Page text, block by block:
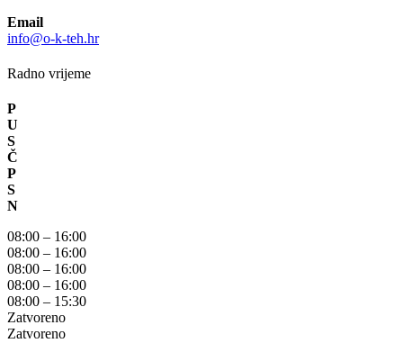
Email
info@o-k-teh.hr
Radno vrijeme
P
U
S
Č
P
S
N
08:00 – 16:00
08:00 – 16:00
08:00 – 16:00
08:00 – 16:00
08:00 – 15:30
Zatvoreno
Zatvoreno